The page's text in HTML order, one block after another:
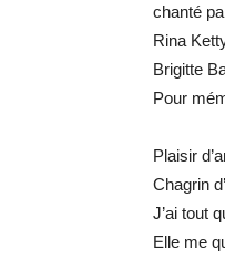
chanté
Rina
Brigitte
Pour
Plaisir
Chagrin
J’ai tout
Elle me